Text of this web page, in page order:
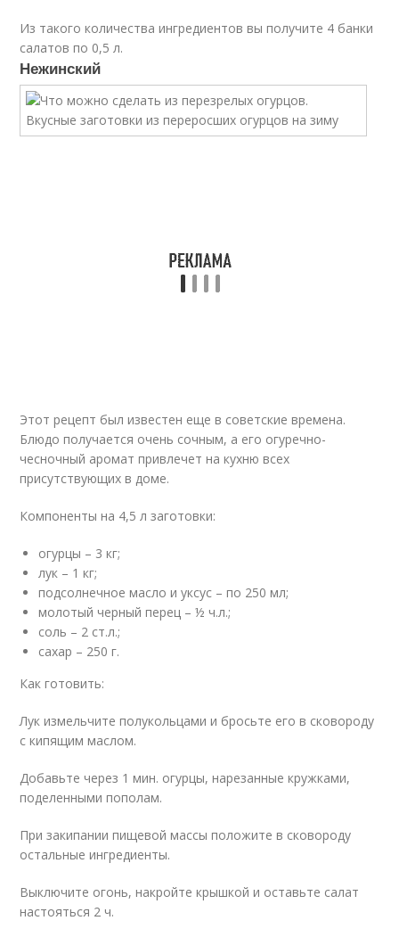
Из такого количества ингредиентов вы получите 4 банки
салатов по 0,5 л.
Нежинский
Этот рецепт был известен еще в советские времена.
Блюдо получается очень сочным, а его огуречно-
чесночный аромат привлечет на кухню всех
присутствующих в доме.
Компоненты на 4,5 л заготовки:
огурцы – 3 кг;
лук – 1 кг;
подсолнечное масло и уксус – по 250 мл;
молотый черный перец – ½ ч.л.;
соль – 2 ст.л.;
сахар – 250 г.
Как готовить:
Лук измельчите полукольцами и бросьте его в сковороду
с кипящим маслом.
Добавьте через 1 мин. огурцы, нарезанные кружками,
поделенными пополам.
При закипании пищевой массы положите в сковороду
остальные ингредиенты.
Выключите огонь, накройте крышкой и оставьте салат
настояться 2 ч.